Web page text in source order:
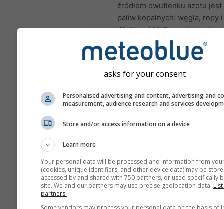
źródłem dwutlenku azotu
paliw kopalnych: węgla, ropy
Większość NO₂ w miastach
spalin pojazdów silnikowych.
azotu jest ważnym
tworzenia ozonu, który może
NO₂ powoduje zapalenie
świszczący oddech,
przeziębienia, grypa i
oskrzeli
W Europie meteogram
asks for your consent
Personalised advertising and content, advertising and
measurement, audience research and services
Store and/or access information on a device
Learn more
Your personal data will be processed and information from
(cookies, unique identifiers, and other device data) may be
accessed by and shared with 750 partners, or used specifically
site. We and our partners may use precise geolocation data.
partners.